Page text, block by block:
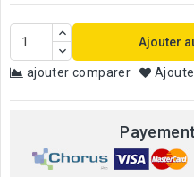
Ajouter
ajouter comparer